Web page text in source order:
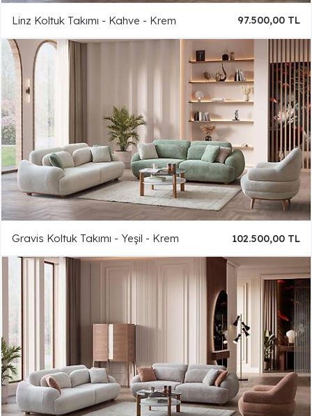
Linz Koltuk Takımı - Kahve - Krem 97.500,00 TL
Gravis Koltuk Takımı - Yeşil - Krem 102.500,00 TL